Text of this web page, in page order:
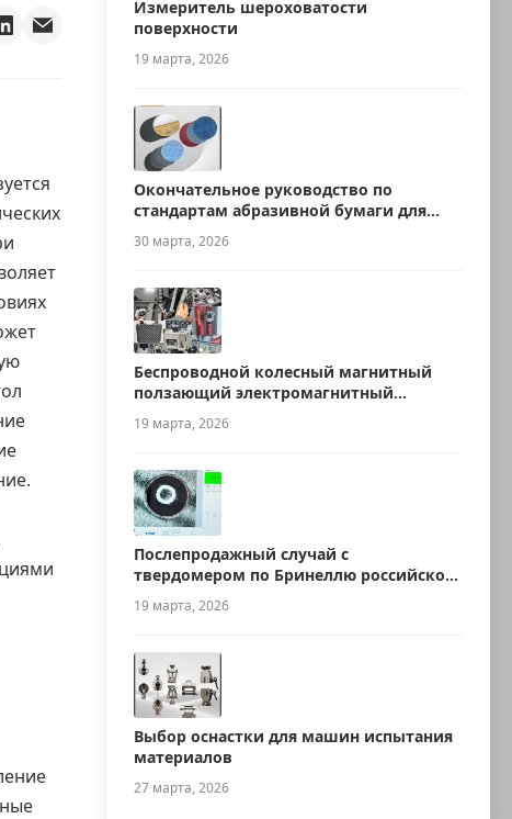
Измеритель шероховатости
поверхности
19 марта, 2026
Окончательное руководство по
стандартам абразивной бумаги для
металлографии
30 марта, 2026
Беспроводной колесный магнитный
ползающий электромагнитный
ультразвуковой робот для измерения
толщины
19 марта, 2026
Послепродажный случай с
твердомером по Бринеллю российского
производства
19 марта, 2026
Выбор оснастки для машин испытания
материалов
27 марта, 2026